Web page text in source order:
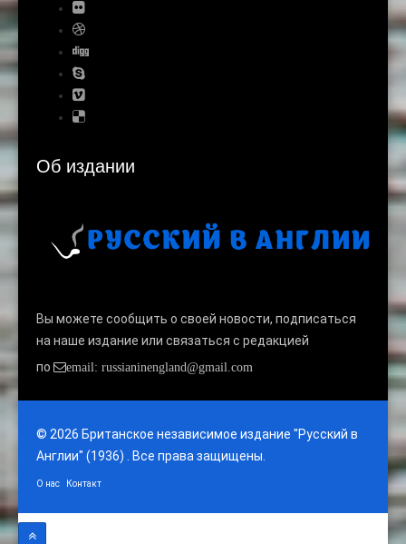
Об издании
Вы можете сообщить о своей новости, подписаться
на наше издание или связаться с редакцией
по
email: russianinengland@gmail.com
© 2026 Британское независимое издание "Русский в
Англии" (1936) . Все права защищены.
О нас Контакт